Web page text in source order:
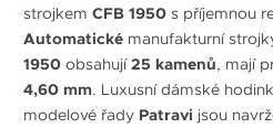
strojkem CFB 1950 s příjemnou
Automatické manufakturní
1950 obsahují25 kamenů, mají
4,60 mm. Luxusní dámské
modelové řady Patravi jsou